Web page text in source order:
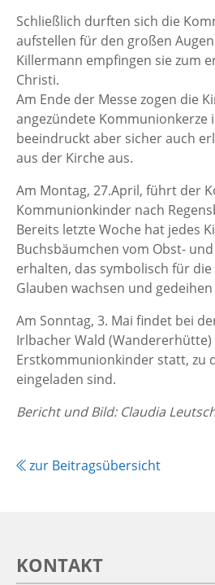
Schließlich durften sich die
aufstellen für den großen
Killermann empfingen sie zum
Christi.
Am Ende der Messe zogen die
angezündete Kommunionkerze
beeindruckt aber sicher auch
aus der Kirche aus.
Am Montag, 27.April, führt der
Kommunionkinder nach
Bereits letzte Woche hat jedes
Buchsbäumchen vom Obst-
erhalten, das symbolisch für
Glauben wachsen und gedeihen
Am Sonntag, 3. Mai findet bei
Irlbacher Wald
Erstkommunionkinder statt, zu
eingeladen sind.
Bericht und Bild: Claudia
zur Beitragsübersicht
KONTAKT